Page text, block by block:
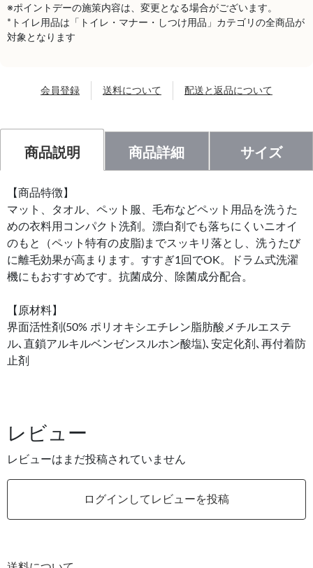
※ポイントデーの施策内容は、変更となる場合がございます。
*トイレ用品は「トイレ・マナー・しつけ用品」カテゴリの全商品が
対象となります
会員登録 送料について 配送と返品について
商品説明 商品詳細 サイズ
【商品特徴】
マット、タオル、ペット服、毛布などペット用品を洗うた
めの衣料用コンパクト洗剤。漂白剤でも落ちにくいニオイ
のもと（ペット特有の皮脂)までスッキリ落とし、洗うたび
に離毛効果が高まります。すすぎ1回でOK。ドラム式洗濯
機にもおすすめです。抗菌成分、除菌成分配合。
【原材料】
界面活性剤(50% ポリオキシエチレン脂肪酸メチルエステ
ル､直鎖アルキルベンゼンスルホン酸塩)､安定化剤､再付着防
止剤
レビュー
レビューはまだ投稿されていません
ログインしてレビューを投稿